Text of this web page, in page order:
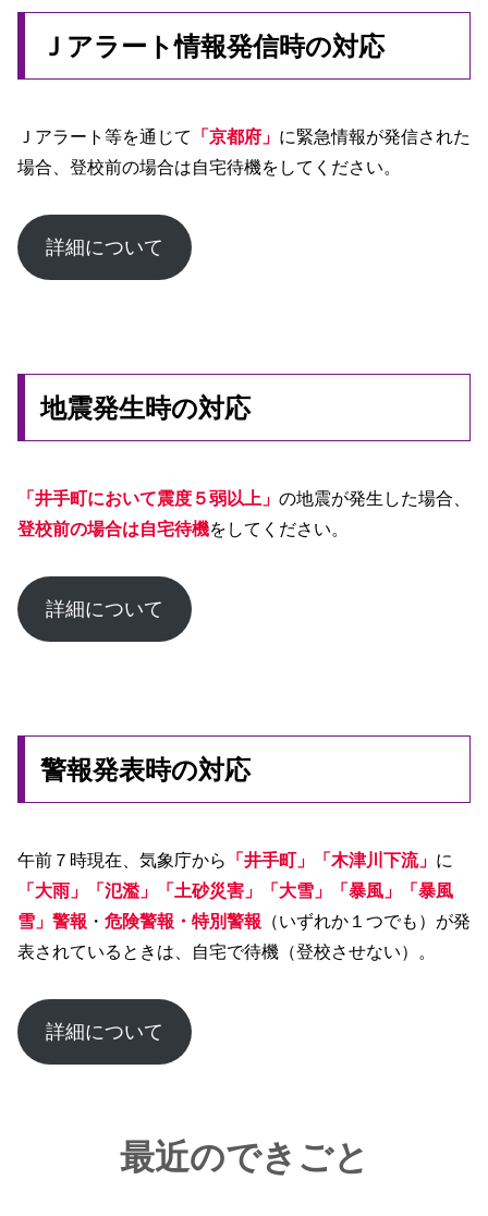
Ｊアラート情報発信時の対応
Ｊアラート等を通じて 「京都府」 に緊急情報が発信された
場合、登校前の場合は自宅待機をしてください。
詳細について
地震発生時の対応
「井手町において震度５弱以上」 の地震が発生した場合、
登校前の場合は自宅待機をしてください。
詳細について
警報発表時の対応
午前７時現在、気象庁から 「井手町」「木津川下流」 に
「大雨」
「氾濫」「土砂災害」
「大雪」「暴風」「暴風
雪」警報 ・ 危険警報・特別警報 （いずれか１つでも）が発
表されているときは、自宅で待機（登校させない）。
詳細について
最近のできごと